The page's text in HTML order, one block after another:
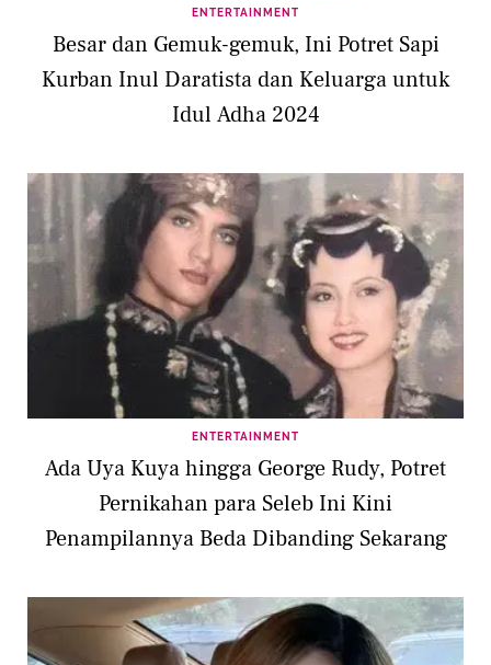
ENTERTAINMENT
Besar dan Gemuk-gemuk, Ini Potret Sapi
Kurban Inul Daratista dan Keluarga untuk
Idul Adha 2024
ENTERTAINMENT
Ada Uya Kuya hingga George Rudy, Potret
Pernikahan para Seleb Ini Kini
Penampilannya Beda Dibanding Sekarang